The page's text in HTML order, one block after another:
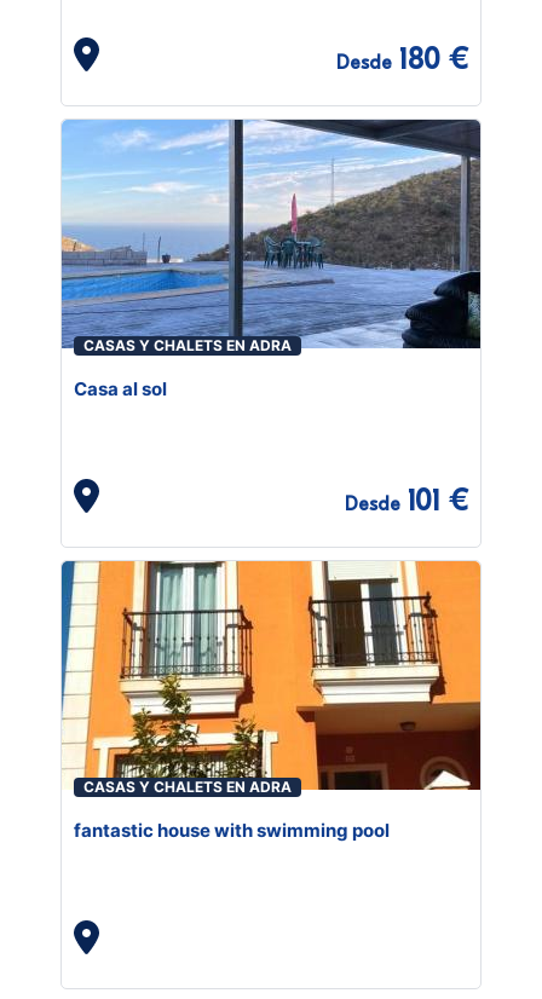
Desde 180 €
CASAS Y CHALETS EN ADRA
Casa al sol
Desde 101 €
CASAS Y CHALETS EN ADRA
fantastic house with swimming pool